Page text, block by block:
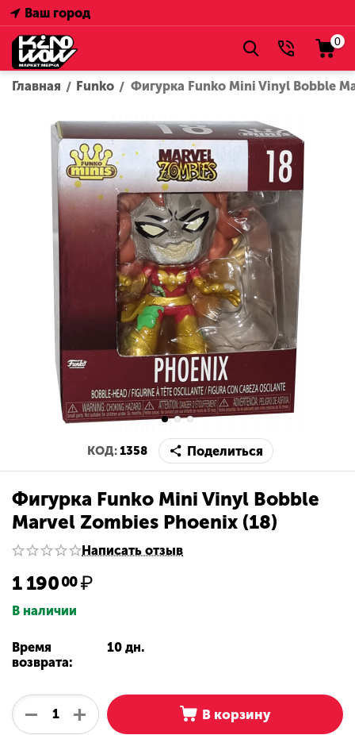
Ваш город
0
Главная / Funko / Фигурка Funko Mini Vinyl Bobble
КОД:1358 Поделиться
Фигурка Funko Mini Vinyl Bobble
Marvel Zombies Phoenix (18)
Написать отзыв
1 19000₽
В наличии
Время
возврата:
10 дн.
+
− В корзину